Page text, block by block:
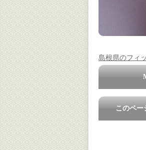
島根県のフィ
このペー